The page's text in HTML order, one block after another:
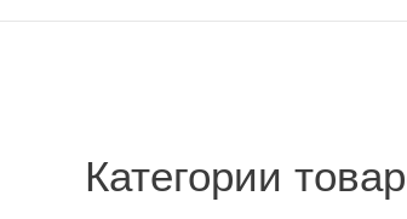
Категории